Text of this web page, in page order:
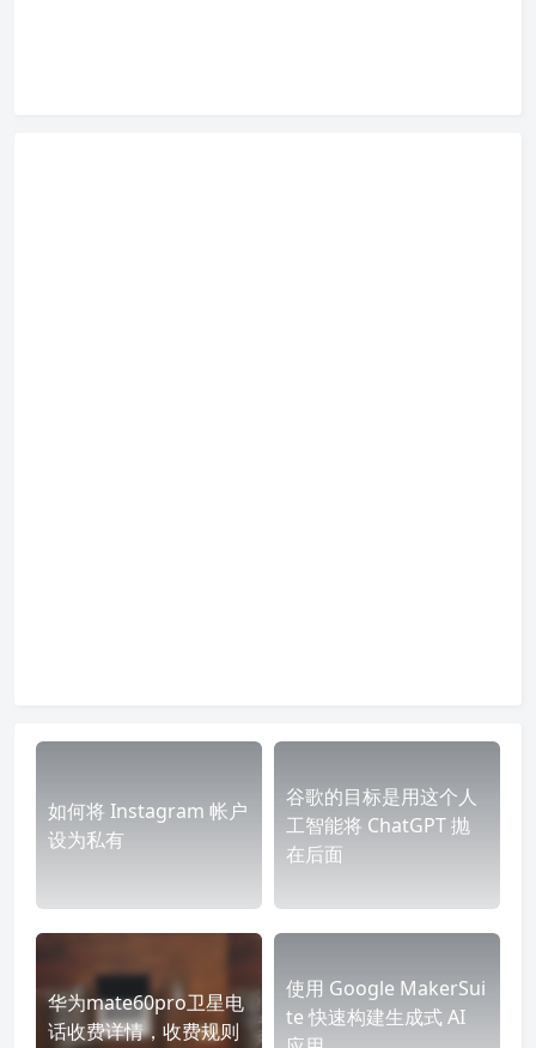
如何将 Instagram 帐户
设为私有
谷歌的目标是用这个人
工智能将 ChatGPT 抛
在后面
华为mate60pro卫星电
话收费详情，收费规则
使用 Google MakerSui
te 快速构建生成式 AI